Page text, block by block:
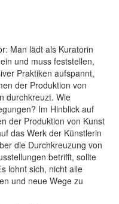
Man lädt als Kuratorin
und muss feststellen,
Praktiken aufspannt,
der Produktion von
durchkreuzt. Wie
Im Hinblick auf
der Produktion von Kunst
das Werk der Künstlerin
die Durchkreuzung von
betrifft, sollte
lohnt sich, nicht alle
und neue Wege zu